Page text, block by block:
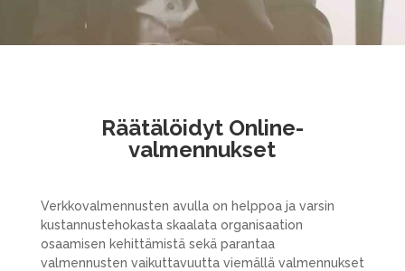
Räätälöidyt Online-
valmennukset
Verkkovalmennusten avulla on helppoa ja varsin
kustannustehokasta skaalata organisaation
osaamisen kehittämistä sekä parantaa
valmennusten vaikuttavuutta viemällä valmennukset